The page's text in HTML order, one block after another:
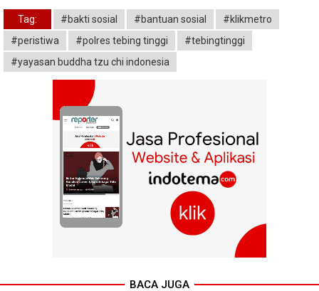
Tag: #bakti sosial #bantuan sosial
#klikmetro
#peristiwa
#polres tebing tinggi
#tebingtinggi
#yayasan buddha tzu chi indonesia
BACA JUGA